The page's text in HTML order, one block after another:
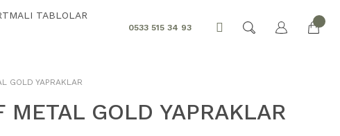
TABLOLAR
0533 515 34 93
GOLD YAPRAKLAR
METAL GOLD YAPRAKLAR